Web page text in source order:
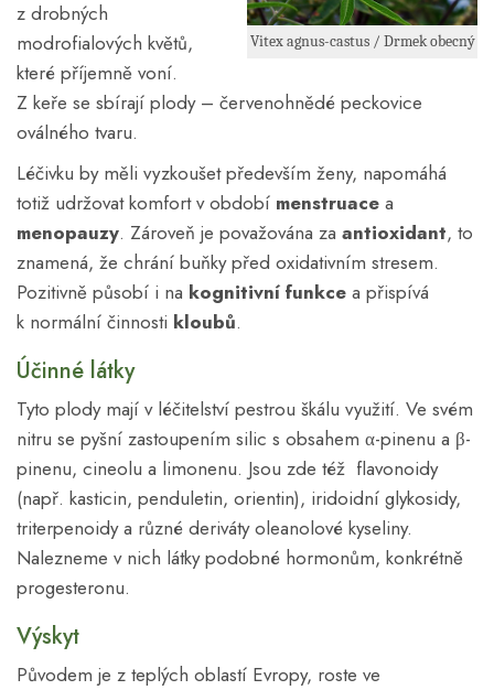
Vitex agnus-castus / Drmek obecný
z drobných
modrofialových květů,
které příjemně voní.
Z keře se sbírají plody – červenohnědé peckovice
oválného tvaru.
Léčivku by měli vyzkoušet především ženy, napomáhá
totiž udržovat komfort v období menstruace a
menopauzy. Zároveň je považována za antioxidant, to
znamená, že chrání buňky před oxidativním stresem.
Pozitivně působí i na kognitivní funkce a přispívá
k normální činnosti kloubů.
Účinné látky
Tyto plody mají v léčitelství pestrou škálu využití. Ve svém
nitru se pyšní zastoupením silic s obsahem α-pinenu a β-
pinenu, cineolu a limonenu. Jsou zde též flavonoidy
(např. kasticin, penduletin, orientin), iridoidní glykosidy,
triterpenoidy a různé deriváty oleanolové kyseliny.
Nalezneme v nich látky podobné hormonům, konkrétně
progesteronu.
Výskyt
Původem je z teplých oblastí Evropy, roste ve